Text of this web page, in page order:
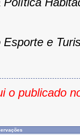
e
o publicado